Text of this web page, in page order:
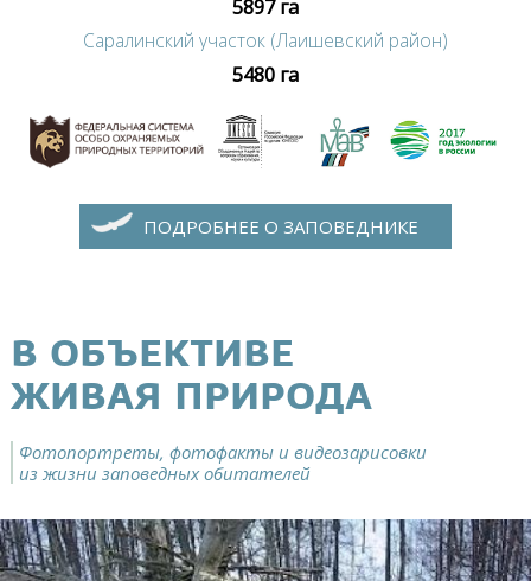
5897 га
Саралинский участок (Лаишевский район)
5480 га
ПОДРОБНЕЕ О ЗАПОВЕДНИКЕ
В ОБЪЕКТИВЕ
ЖИВАЯ ПРИРОДА
Фотопортреты, фотофакты и видеозарисовки
из жизни заповедных обитателей